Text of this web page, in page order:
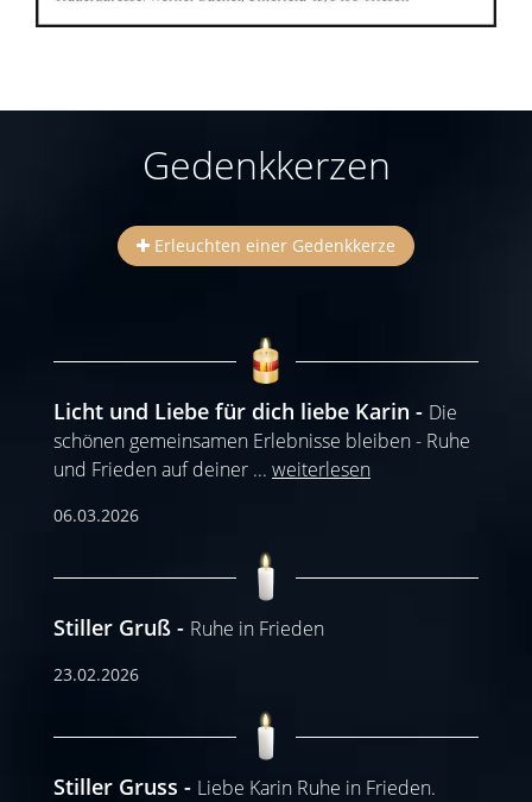
Gedenkkerzen
Erleuchten einer Gedenkkerze
Licht und Liebe für dich liebe Karin
Die
schönen gemeinsamen Erlebnisse bleiben - Ruhe
und Frieden auf deiner ... weiterlesen
06.03.2026
Stiller Gruß Ruhe in Frieden
23.02.2026
Stiller Gruss
Liebe Karin Ruhe in Frieden.